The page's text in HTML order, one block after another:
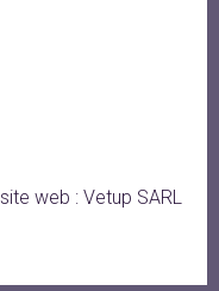
web : Vetup SARL